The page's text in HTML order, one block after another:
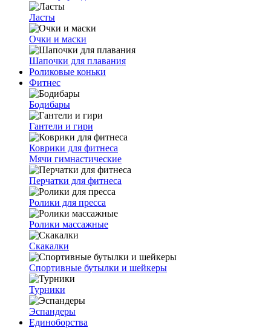
Ласты
Очки и маски
Шапочки для плавания
Роликовые коньки
Фитнес
Бодибары
Гантели и гири
Коврики для фитнеса
Мячи гимнастические
Перчатки для фитнеса
Ролики для пресса
Ролики массажные
Скакалки
Спортивные бутылки и шейкеры
Турники
Эспандеры
Единоборства